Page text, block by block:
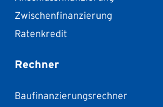
Zwischenfinanzierung
Ratenkredit
Rechner
Baufinanzierungsrechner